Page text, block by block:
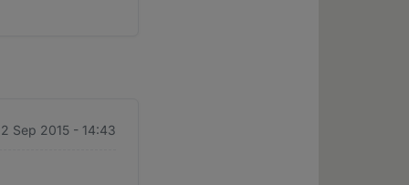
Sep 2015 - 14:43